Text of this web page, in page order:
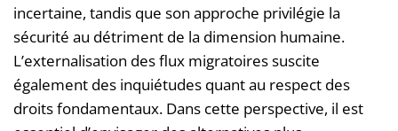
incertaine, tandis que son approche privilégie la
sécurité au détriment de la dimension humaine.
L’externalisation des flux migratoires suscite
également des inquiétudes quant au respect des
droits fondamentaux. Dans cette perspective, il est